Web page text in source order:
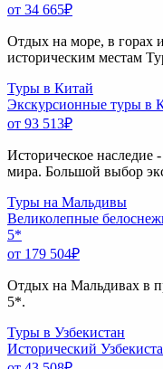
от 34 665₽
Отдых на море, в горах
историческим местам
Туры в Китай
Экскурсионные туры в
от 93 513₽
Историческое наследие
мира. Большой выбор
Туры на Мальдивы
Великолепные
5*
от 179 504₽
Отдых на Мальдивах в
5*.
Туры в Узбекистан
Исторический